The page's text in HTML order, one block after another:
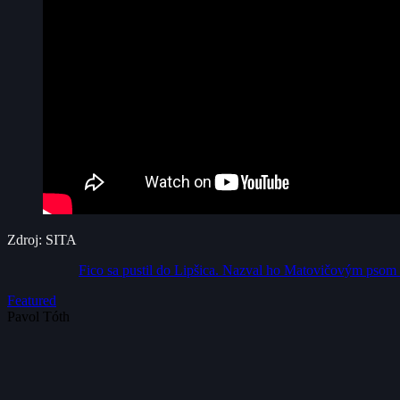
Zdroj: SITA
Fico sa pustil do Lipšica. Nazval ho Matovičovým
Featured
Pavol Tóth